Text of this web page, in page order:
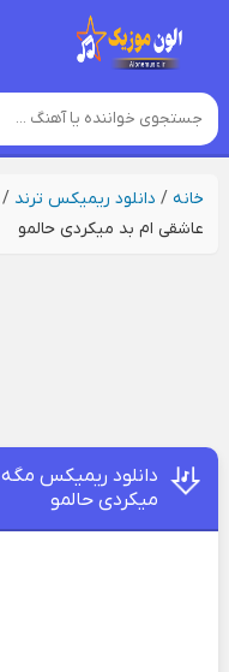
خانه/ دانلود ریمیکس ترند /
عاشقی ام بد میکردی حالمو
دانلود ریمیکس
میکردی حالمو